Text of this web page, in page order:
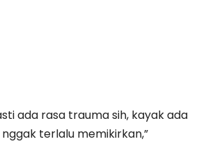
ada rasa trauma sih, kayak ada
terlalu memikirkan,”